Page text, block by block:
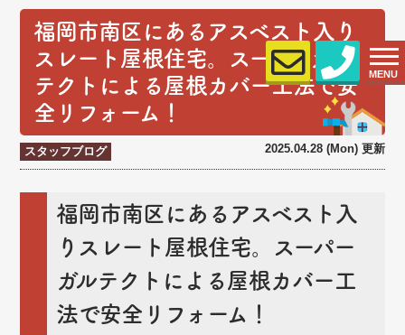
MENU
福岡市南区にあるアスベスト入り
スレート屋根住宅。スーパーガル
テクトによる屋根カバー工法で安
全リフォーム！
スタッフブログ 2025.04.28 (Mon) 更新
福岡市南区にあるアスベスト入
りスレート屋根住宅。スーパー
ガルテクトによる屋根カバー工
法で安全リフォーム！